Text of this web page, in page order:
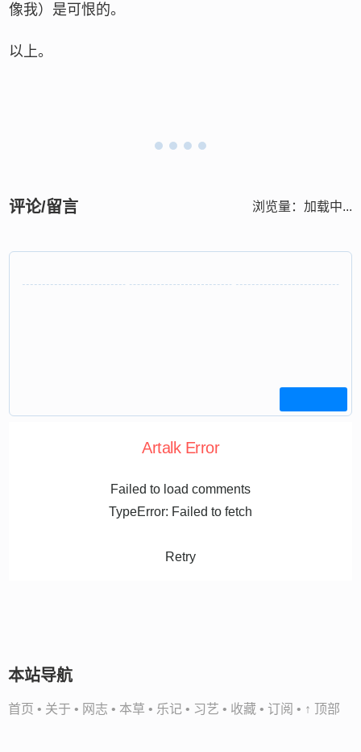
像我）是可恨的。
以上。
评论/留言 浏览量： 加载中...
Artalk Error
Failed to load comments
TypeError: Failed to fetch
Retry
本站导航
首页 • 关于 • 网志 • 本草 • 乐记 • 习艺 • 收藏 • 订阅 • ↑ 顶部